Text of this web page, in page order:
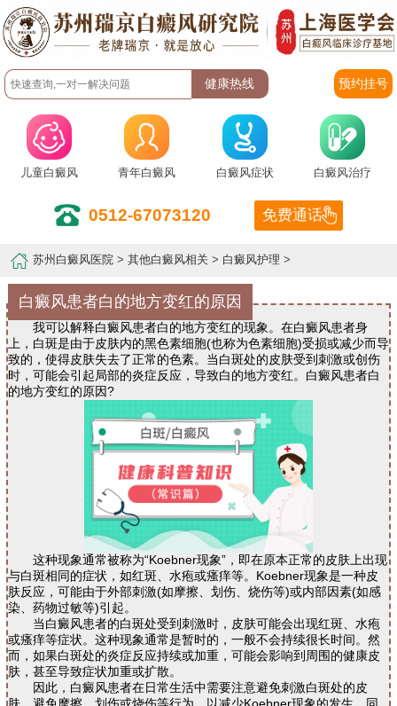
预约挂号
儿童白癜风 青年白癜风 白癜风症状 白癜风治疗
0512-67073120 免费通话
苏州白癜风医院 >其他白癜风相关 > 白癜风护理 >
白癜风患者白的地方变红的原因
我可以解释白癜风患者白的地方变红的现象。在白癜风患者身
上，白斑是由于皮肤内的黑色素细胞(也称为色素细胞)受损或减少而导
致的，使得皮肤失去了正常的色素。当白斑处的皮肤受到刺激或创伤
时，可能会引起局部的炎症反应，导致白的地方变红。白癜风患者白
的地方变红的原因?
这种现象通常被称为“Koebner现象”，即在原本正常的皮肤上出现
与白斑相同的症状，如红斑、水疱或瘙痒等。Koebner现象是一种皮
肤反应，可能由于外部刺激(如摩擦、划伤、烧伤等)或内部因素(如感
染、药物过敏等)引起。
当白癜风患者的白斑处受到刺激时，皮肤可能会出现红斑、水疱
或瘙痒等症状。这种现象通常是暂时的，一般不会持续很长时间。然
而，如果白斑处的炎症反应持续或加重，可能会影响到周围的健康皮
肤，甚至导致症状加重或扩散。
因此，白癜风患者在日常生活中需要注意避免刺激白斑处的皮
肤，避免摩擦、划伤或烧伤等行为，以减少Koebner现象的发生。同